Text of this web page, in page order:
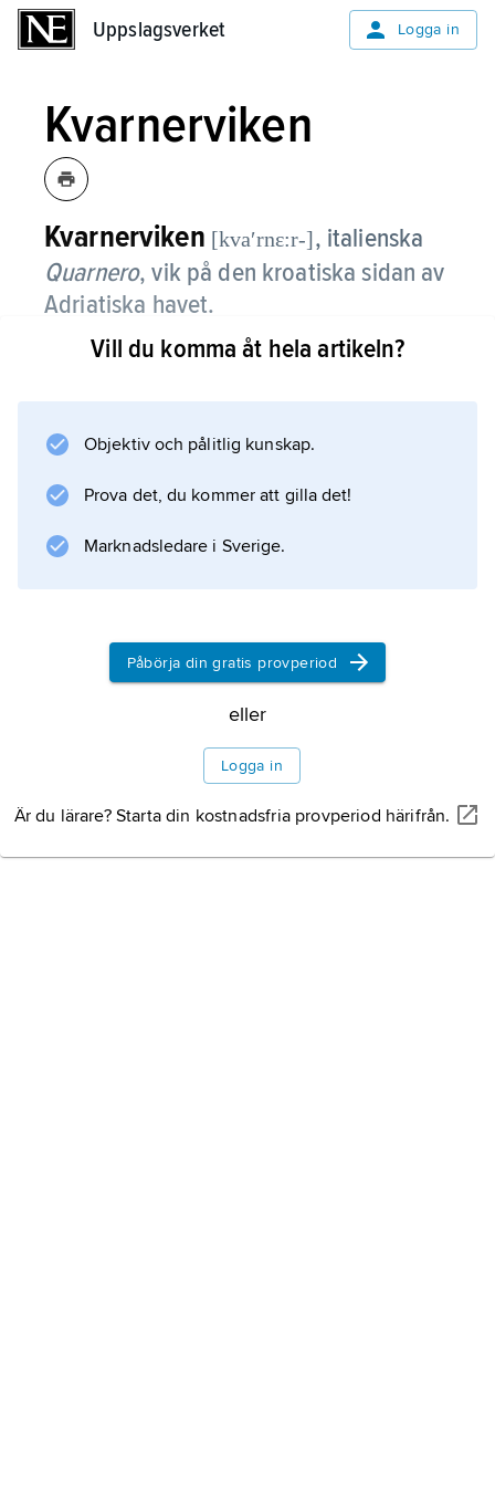
Uppslagsverket Logga in
Kvarnerviken
Kvarnerviken [kvaʹrnɛ:r-], italienska
Quarnero, vik på den kroatiska sidan av
Adriatiska havet.
Kvarnerviken skiljer Istriens östra kust från ön
Information om artikeln
Vill du komma åt hela artikeln?
Objektiv och pålitlig kunskap.
Prova det, du kommer att gilla det!
Marknadsledare i Sverige.
Påbörja din gratis provperiod
eller
Logga in
Är du lärare? Starta din kostnadsfria provperiod härifrån.